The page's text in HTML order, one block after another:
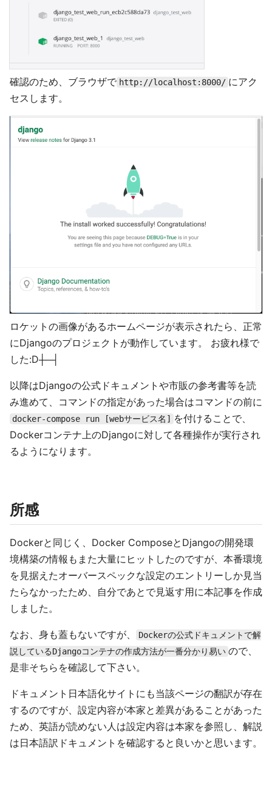
確認のため、ブラウザで http://localhost:8000/ にアク
セスします。
ロケットの画像があるホームページが表示されたら、正常
にDjangoのプロジェクトが動作しています。 お疲れ様で
した:D┼─┤
以降はDjangoの公式ドキュメントや市販の参考書等を読
み進めて、コマンドの指定があった場合はコマンドの前に
docker-compose run [webサービス名]
を付けることで、
Dockerコンテナ上のDjangoに対して各種操作が実行され
るようになります。
所感
Dockerと同じく、Docker ComposeとDjangoの開発環
境構築の情報もまた大量にヒットしたのですが、本番環境
を見据えたオーバースペックな設定のエントリーしか見当
たらなかったため、自分であとで見返す用に本記事を作成
しました。
なお、身も蓋もないですが、
Dockerの公式ドキュメントで解
説しているDjangoコンテナの作成方法が一番分かり易い ので、
是非そちらを確認して下さい。
ドキュメント日本語化サイトにも当該ページの翻訳が存在
するのですが、設定内容が本家と差異があることがあった
ため、英語が読めない人は設定内容は本家を参照し、解説
は日本語訳ドキュメントを確認すると良いかと思います。